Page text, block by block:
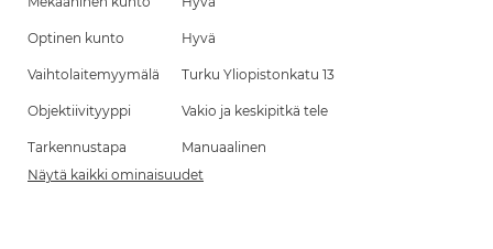
Optinen kunto Hyvä
Vaihtolaitemyymälä Turku Yliopistonkatu 13
Objektiivityyppi Vakio ja keskipitkä tele
Tarkennustapa
Manuaalinen
Näytä kaikki ominaisuudet